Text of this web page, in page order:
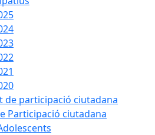
de participació ciutadana
Participació ciutadana